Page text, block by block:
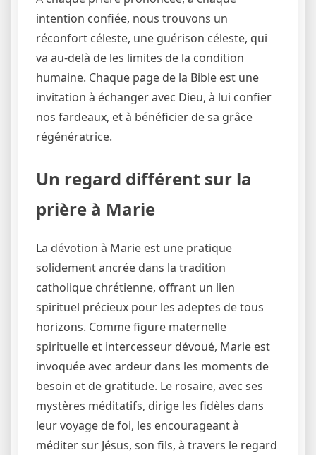
intention confiée, nous trouvons un
réconfort céleste, une guérison céleste, qui
va au-delà de les limites de la condition
humaine. Chaque page de la Bible est une
invitation à échanger avec Dieu, à lui confier
nos fardeaux, et à bénéficier de sa grâce
régénératrice.
Un regard différent sur la
prière à Marie
La dévotion à Marie est une pratique
solidement ancrée dans la tradition
catholique chrétienne, offrant un lien
spirituel précieux pour les adeptes de tous
horizons. Comme figure maternelle
spirituelle et intercesseur dévoué, Marie est
invoquée avec ardeur dans les moments de
besoin et de gratitude. Le rosaire, avec ses
mystères méditatifs, dirige les fidèles dans
leur voyage de foi, les encourageant à
méditer sur Jésus, son fils, à travers le regard